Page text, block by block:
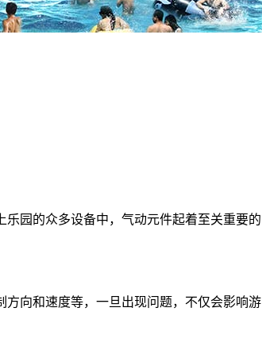
园的众多设备中，气动元件起着至关重要的
向和速度等，一旦出现问题，不仅会影响游